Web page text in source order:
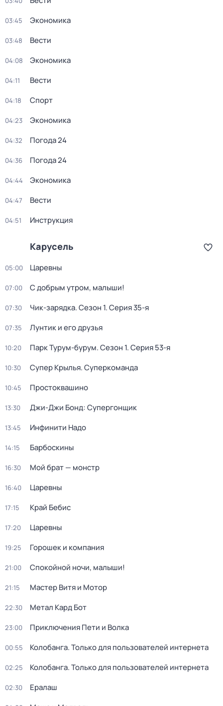
03:45 Экономика
03:48 Вести
04:08 Экономика
04:11 Вести
04:18 Спорт
04:23 Экономика
04:32 Погода 24
04:36 Погода 24
04:44 Экономика
04:47 Вести
04:51 Инструкция
Карусель
05:00 Царевны
07:00 С добрым утром, малыши!
07:30 Чик-зарядка. Сезон 1. Серия 35-я
07:35 Лунтик и его друзья
10:20 Парк Турум-бурум. Сезон 1. Серия 53-я
10:30 Супер Крылья. Суперкоманда
10:45 Простоквашино
13:30 Джи-Джи Бонд: Супергонщик
13:45 Инфинити Надо
14:15 Барбоскины
16:30 Мой брат — монстр
16:40 Царевны
17:15 Край Бебис
17:20 Царевны
19:25 Горошек и компания
21:00 Спокойной ночи, малыши!
21:15 Мастер Витя и Мотор
22:30 Метал Кард Бот
23:00 Приключения Пети и Волка
00:55 Колобанга. Только для пользователей интернета
02:25 Колобанга. Только для пользователей интернета
02:30 Ералаш